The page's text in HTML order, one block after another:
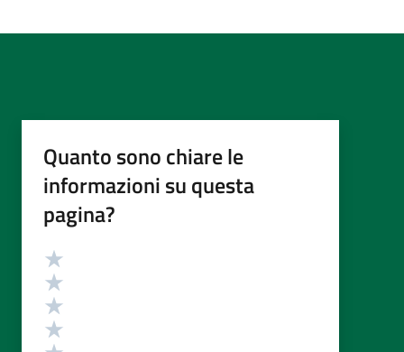
Quanto sono chiare le
informazioni su questa
pagina?
Valutazione